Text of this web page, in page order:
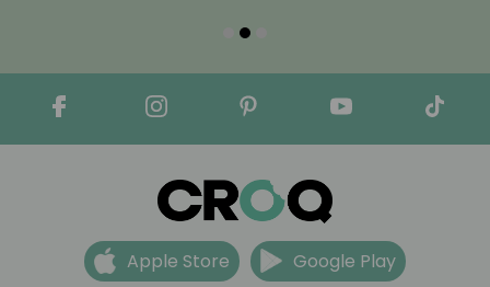
Apple Store Google Play